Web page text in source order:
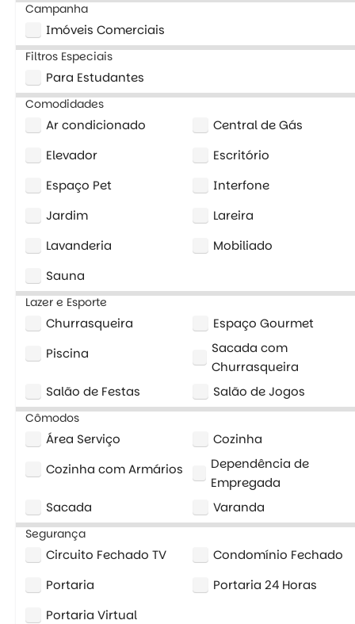
Campanha
Imóveis Comerciais
Filtros Especiais
Para Estudantes
Comodidades
Ar condicionado
Central de Gás
Elevador
Escritório
Espaço Pet
Interfone
Jardim
Lareira
Lavanderia
Mobiliado
Sauna
Lazer e Esporte
Churrasqueira
Espaço Gourmet
Piscina
Sacada com
Churrasqueira
Salão de Festas
Salão de Jogos
Cômodos
Área Serviço
Cozinha
Cozinha com Armários
Dependência de
Empregada
Sacada
Varanda
Segurança
Circuito Fechado TV
Condomínio Fechado
Portaria
Portaria 24 Horas
Portaria Virtual